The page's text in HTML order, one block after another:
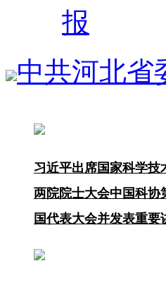
报
中共河北省
习近平出席国家科学技
两院院士大会中国科协
国代表大会并发表重要